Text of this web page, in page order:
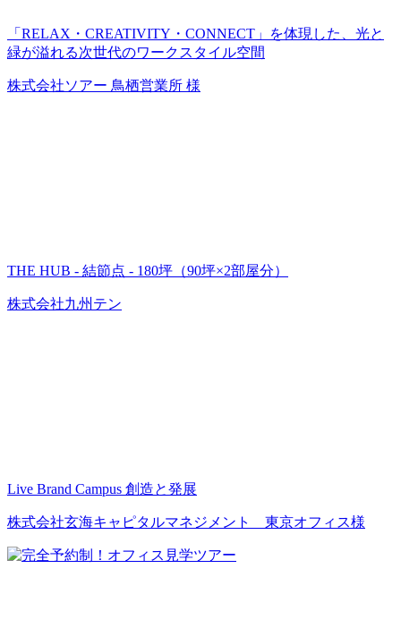
「RELAX・CREATIVITY・CONNECT」を体現した、光と
緑が溢れる次世代のワークスタイル空間
株式会社ソアー 鳥栖営業所 様
THE HUB - 結節点 - 180坪（90坪×2部屋分）
株式会社九州テン
Live Brand Campus 創造と発展
株式会社玄海キャピタルマネジメント 東京オフィス様